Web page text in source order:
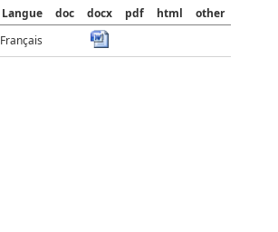
Langue doc docx pdf html
other
Français